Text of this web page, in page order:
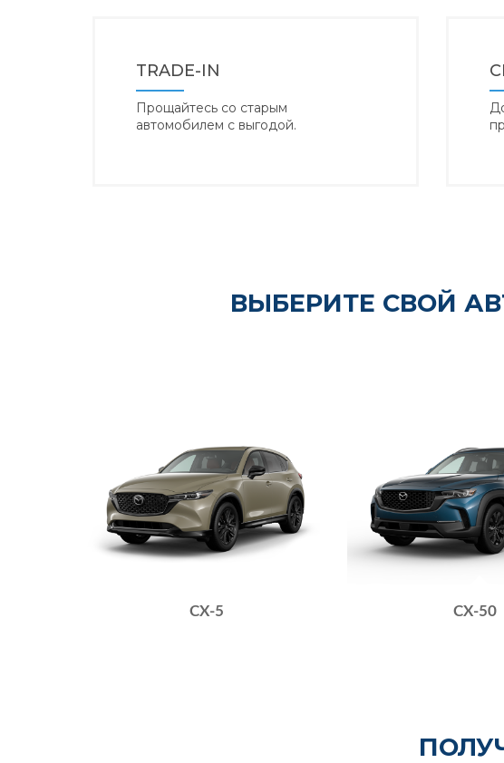
TRADE-IN
Прощайтесь со старым
автомобилем с выгодой.
ВЫБЕРИТЕ СВОЙ
CX-5 CX-50